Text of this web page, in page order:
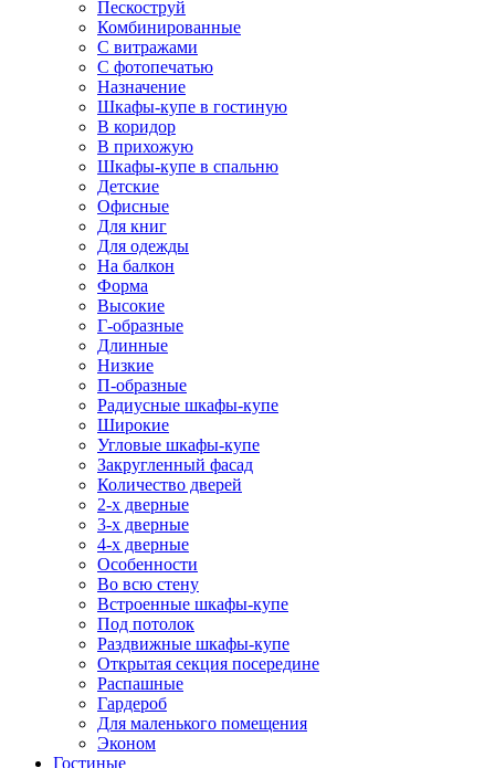
Пескоструй
Комбинированные
С витражами
С фотопечатью
Назначение
Шкафы-купе в гостиную
В коридор
В прихожую
Шкафы-купе в спальню
Детские
Офисные
Для книг
Для одежды
На балкон
Форма
Высокие
Г-образные
Длинные
Низкие
П-образные
Радиусные шкафы-купе
Широкие
Угловые шкафы-купе
Закругленный фасад
Количество дверей
2-х дверные
3-х дверные
4-х дверные
Особенности
Во всю стену
Встроенные шкафы-купе
Под потолок
Раздвижные шкафы-купе
Открытая секция посередине
Распашные
Гардероб
Для маленького помещения
Эконом
Гостиные